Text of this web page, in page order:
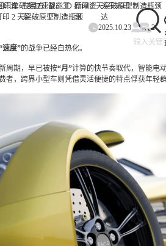
印设 应用方
案
智能工
厂
新闻资
讯
关于光印
达
汽车研发加速战：3D 打印 2 天突破原型制造瓶颈
2 天突破原型制造瓶颈
2025.10.23
2
速度”的战争已经白热化。
周期，早已被按“月”计算的快节奏取代，智能电
者，跨界小型车则凭借灵活便捷的特点俘获年